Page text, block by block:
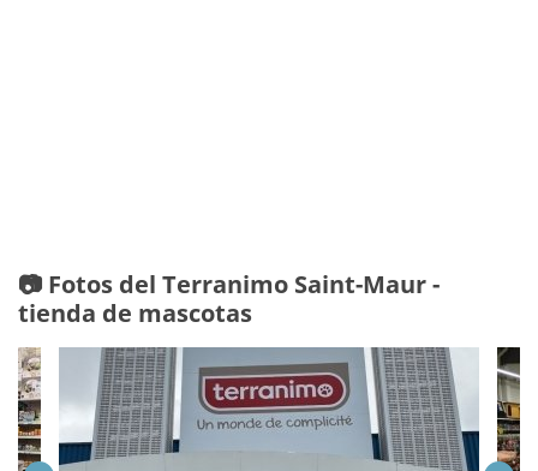
📷 Fotos del Terranimo Saint-Maur -
tienda de mascotas